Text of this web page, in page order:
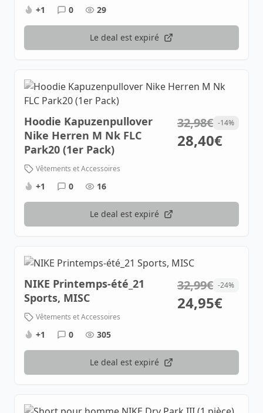
+1 0 29
Le deal est expiré
Hoodie Kapuzenpullover
Nike Herren M Nk FLC
Park20 (1er Pack)
Vêtements et Accessoires
32,98€ -14%
28,40€
+1 0 16
Le deal est expiré
NIKE Printemps-été_21
Sports, MISC
Vêtements et Accessoires
32,99€ -24%
24,95€
+1 0 305
Le deal est expiré